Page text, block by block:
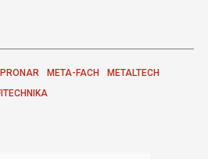
PRONAR META-FACH
METALTECH